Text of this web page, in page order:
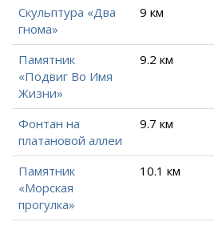
Скульптура «Два
гнома»
9 км
Памятник
«Подвиг Во Имя
Жизни»
9.2 км
Фонтан на
платановой аллеи
9.7 км
Памятник
«Морская
прогулка»
10.1 км